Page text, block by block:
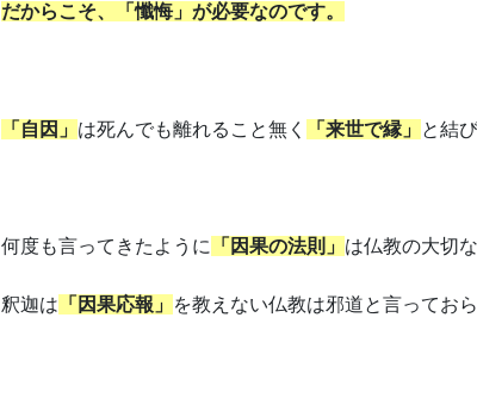
だからこそ、「懺悔」が必要なのです。
「自因」 は死んでも離れること無く 「来世で縁」 と結
何度も言ってきたように 「因果の法則」 は仏教の大切
釈迦は 「因果応報」 を教えない仏教は邪道と言ってお